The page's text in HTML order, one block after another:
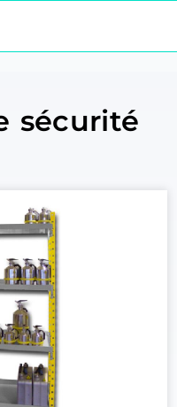
sécurité